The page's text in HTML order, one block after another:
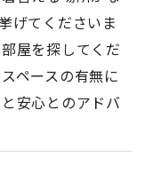
げてくださいま
屋を探してくだ
ペースの有無に
安心とのアドバ